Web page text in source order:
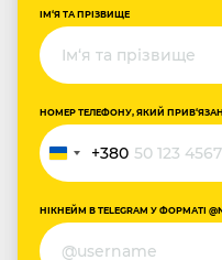
ІМ‘Я ТА ПРІЗВИЩЕ
НОМЕР ТЕЛЕФОНУ, ЯКИЙ
Україна
+380
+380
НІКНЕЙМ В TELEGRAM У ФОРМАТІ